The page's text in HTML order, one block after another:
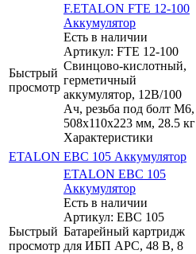
Быстрый
просмотр
F.ETALON FTE 12-100
Аккумулятор
Есть в наличии
Артикул: FTE 12-100
Свинцово-кислотный,
герметичный
аккумулятор, 12В/100
Ач, резьба под болт М6,
508х110х223 мм, 28.5 кг
Характеристики
ETALON EBC 105 Аккумулятор
Быстрый
просмотр
ETALON EBC 105
Аккумулятор
Есть в наличии
Артикул: EBC 105
Батарейный картридж
для ИБП APC, 48 В, 8